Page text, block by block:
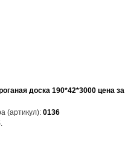
доска 190*42*3000 цена за
(артикул): 0136